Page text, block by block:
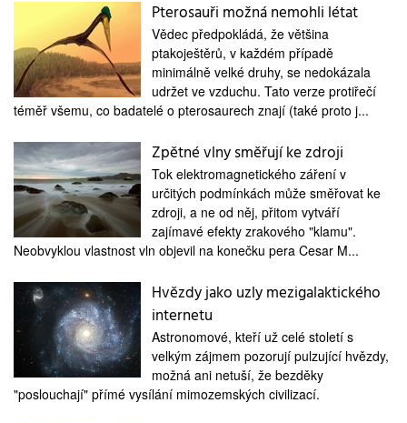
Pterosauři možná nemohli létat
Vědec předpokládá, že většina
ptakoještěrů, v každém případě
minimálně velké druhy, se nedokázala
udržet ve vzduchu. Tato verze protiřečí
téměř všemu, co badatelé o pterosaurech znají (také proto j...
Zpětné vlny směřují ke zdroji
Tok elektromagnetického záření v
určitých podmínkách může směřovat ke
zdroji, a ne od něj, přitom vytváří
zajímavé efekty zrakového "klamu".
Neobvyklou vlastnost vln objevil na konečku pera Cesar M...
Hvězdy jako uzly mezigalaktického
internetu
Astronomové, kteří už celé století s
velkým zájmem pozorují pulzující hvězdy,
možná ani netuší, že bezděky
"poslouchají" přímé vysílání mimozemských civilizací.